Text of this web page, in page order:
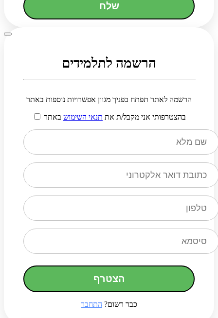
שלח
הרשמה לתלמידים
הרשמה לאתר תפתח בפניך מגוון אפשרויות נוספות באתר
בהצטרפותי אני מקבל/ת את תנאי השימוש באתר
הצטרף
כבר רשום? התחבר